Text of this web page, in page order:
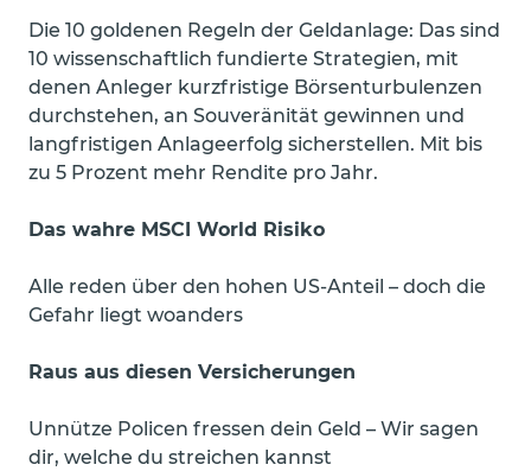
Die 10 goldenen Regeln der Geldanlage: Das sind
10 wissenschaftlich fundierte Strategien, mit
denen Anleger kurzfristige Börsenturbulenzen
durchstehen, an Souveränität gewinnen und
langfristigen Anlageerfolg sicherstellen. Mit bis
zu 5 Prozent mehr Rendite pro Jahr.
Das wahre MSCI World Risiko
Alle reden über den hohen US-Anteil – doch die
Gefahr liegt woanders
Raus aus diesen Versicherungen
Unnütze Policen fressen dein Geld – Wir sagen
dir, welche du streichen kannst